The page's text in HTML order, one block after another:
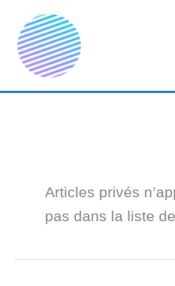
contenu
Articles privés
pas dans la liste